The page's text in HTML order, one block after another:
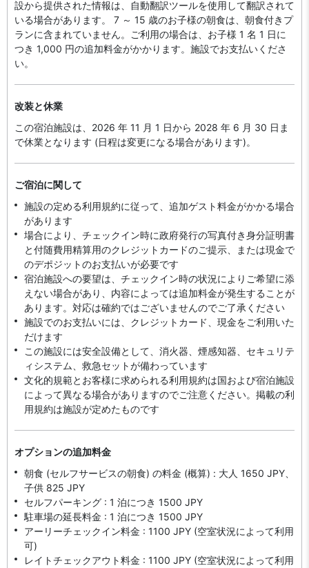
設から提供された情報は、自動翻訳ツールを使用して翻訳されて
いる場合があります。 7 ～ 15 歳のお子様の朝食は、朝食付きプ
ランに含まれていません。ご利用の場合は、お子様 1 名 1 日に
つき 1,000 円の追加料金がかかります。施設でお支払いくださ
い。
改装と休業
この宿泊施設は、2026 年 11 月 1 日から 2028 年 6 月 30 日ま
で休業となります (日程は変更になる場合があります)。
ご宿泊に関して
施設の定める利用規約に従って、追加ゲスト料金がかかる場合
があります
場合により、チェックイン時に政府発行の写真付き身分証明書
と付随費用精算用のクレジットカードのご提示、または現金で
のデポジットのお支払いが必要です
宿泊施設への要望は、チェックイン時の状況によりご希望に添
えない場合があり、内容によっては追加料金が発生することが
あります。対応は確約ではございませんのでご了承ください
施設でのお支払いには、クレジットカード、現金をご利用いた
だけます
この施設には安全設備として、消火器、煙感知器、セキュリテ
ィシステム、救急セットが備わっています
文化的規範とお客様に求められる利用規約は国および宿泊施設
によって異なる場合がありますのでご注意ください。掲載の利
用規約は施設が定めたものです
オプションの追加料金
朝食 (セルフサービスの朝食) の料金 (概算) : 大人 1650 JPY、
子供 825 JPY
セルフパーキング : 1 泊につき 1500 JPY
駐車場の延長料金 : 1 泊につき 1500 JPY
アーリーチェックイン料金 : 1100 JPY (空室状況によって利用
可)
レイトチェックアウト料金 : 1100 JPY (空室状況によって利用